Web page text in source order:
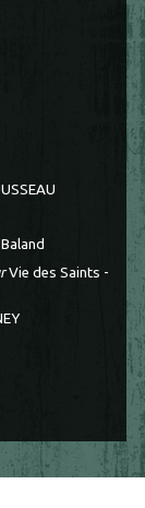
Vie des Saints -